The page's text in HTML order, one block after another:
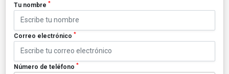
Tu nombre *
Correo electrónico *
Número de teléfono *